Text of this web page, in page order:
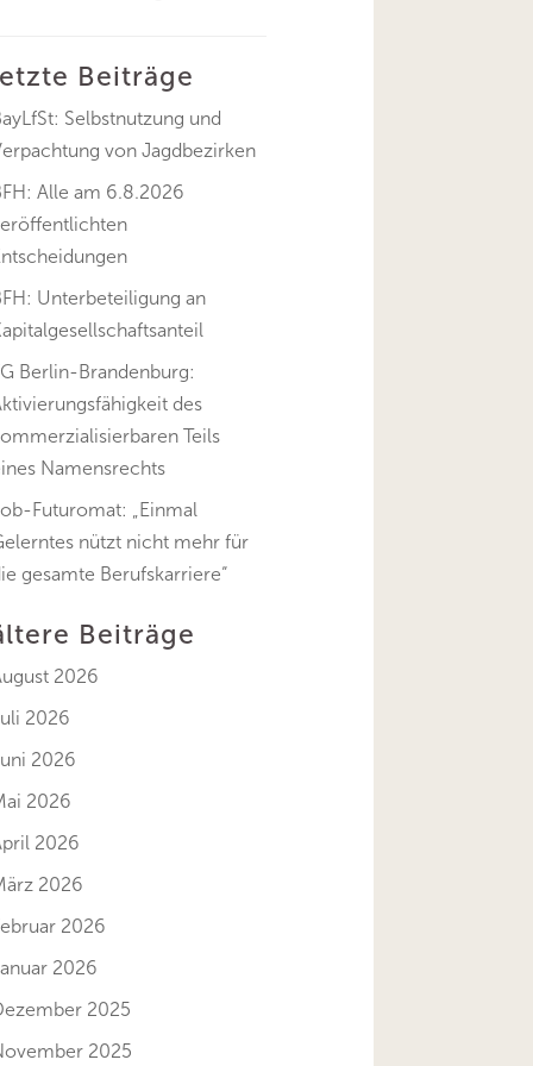
Beiträge
Selbstnutzung und
von Jagdbezirken
Alle am 6.8.2026
Unterbeteiligung an
Berlin-Brandenburg:
des
Teils
Namensrechts
Futuromat: „Einmal
nützt nicht mehr für
gesamte Berufskarriere“
Beiträge
2026
2026
2026
2026
2026
2026
2026
2026
2025
2025